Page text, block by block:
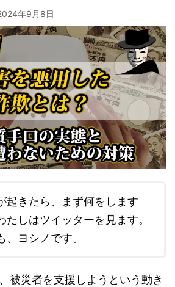
年9月8日
起きたら、まず何をします
たしはツイッターを見ます。
、ヨシノです。
被災者を支援しようという動き